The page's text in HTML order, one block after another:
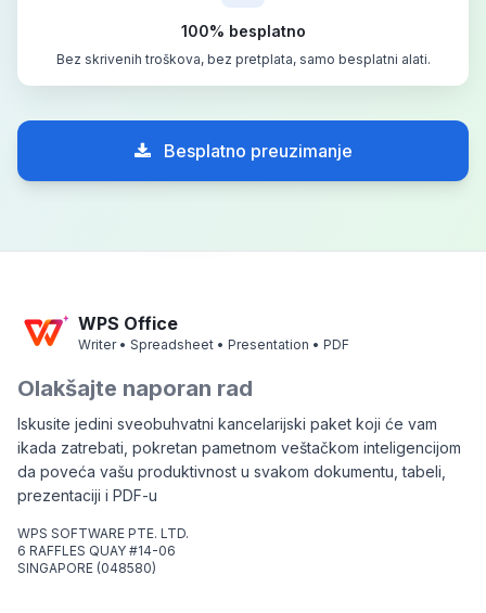
100% besplatno
Bez skrivenih troškova, bez pretplata, samo besplatni alati.
Besplatno preuzimanje
WPS Office
Writer • Spreadsheet • Presentation • PDF
Olakšajte naporan rad
Iskusite jedini sveobuhvatni kancelarijski paket koji će vam
ikada zatrebati, pokretan pametnom veštačkom inteligencijom
da poveća vašu produktivnost u svakom dokumentu, tabeli,
prezentaciji i PDF-u
WPS SOFTWARE PTE. LTD.
6 RAFFLES QUAY #14-06
SINGAPORE (048580)